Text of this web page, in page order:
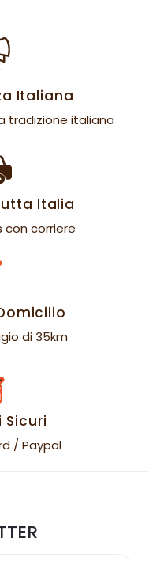
Italiana
tradizione italiana
Italia
con corriere
di 35km
Sicuri
/ Paypal